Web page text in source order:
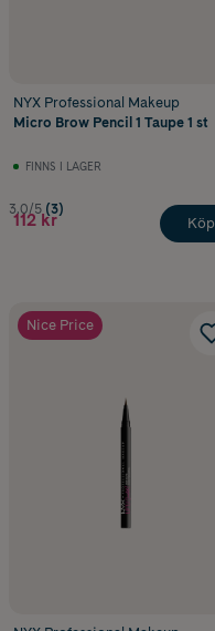
NYX Professional Makeup
Micro Brow Pencil 1 Taupe 1 st
FINNS I LAGER
3.0/5 (3)
112 kr Köp
Nice Price